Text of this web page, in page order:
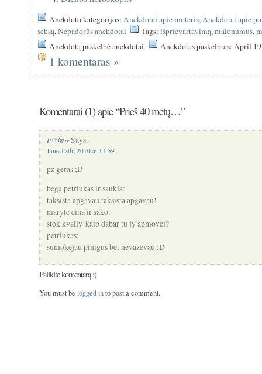
Anekdoto kategorijos:Anekdotai apie moteris,Anekdotai apie
seksą,Nepadorūs anekdotai Tags:išprievartavimą,malonumus,
Anekdotą paskelbė anekdotai
Anekdotas paskelbtas: April
1 komentaras »
Komentarai (1) apie “Prieš 40 metų…”
Iv*@~Says:
June 17th, 2010 at 11:59
pz geras ;D
bega petriukas ir saukia:
taksista apgavau,taksista apgavau!
maryte eina ir sako:
stok kvaily!kaip dabar tu jy apmovei?
petriukas:
sumokejau pinigus bet nevazevau ;D
Palikite komentarą :)
You must be logged into post a comment.